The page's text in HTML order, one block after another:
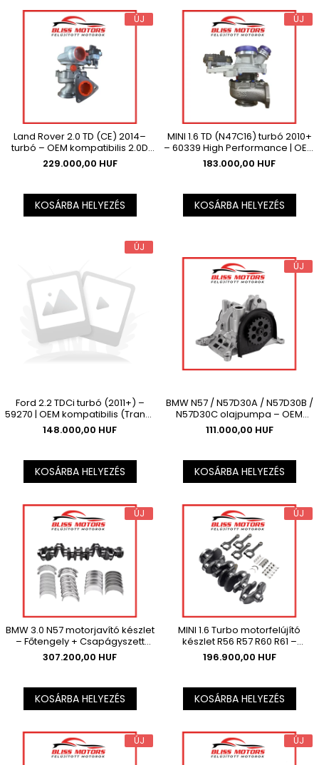
ÚJ
Land Rover 2.0 TD (CE) 2014–
turbó – OEM kompatibilis 2.0D
Ingenium motorhoz
229.000,00 HUF
KOSÁRBA HELYEZÉS
ÚJ
MINI 1.6 TD (N47C16) turbó 2010+
– 60339 High Performance | OEM
kompatibilis
183.000,00 HUF
KOSÁRBA HELYEZÉS
ÚJ
Ford 2.2 TDCi turbó (2011+) –
59270 | OEM kompatibilis (Transit
/ Tourneo / Ranger)
148.000,00 HUF
KOSÁRBA HELYEZÉS
ÚJ
BMW N57 / N57D30A / N57D30B /
N57D30C olajpumpa – OEM
kompatibilis
111.000,00 HUF
KOSÁRBA HELYEZÉS
ÚJ
BMW 3.0 N57 motorjavító készlet
– Főtengely + Csapágyszett
(OEM kompatibilis) Az ár az ÁFÁ-
t nem tartalmazza.
307.200,00 HUF
KOSÁRBA HELYEZÉS
ÚJ
MINI 1.6 Turbo motorfelújító
készlet R56 R57 R60 R61 –
főtengely + csapágy , Az ár az
ÁFÁ-t nem tartalmazza.
196.900,00 HUF
KOSÁRBA HELYEZÉS
ÚJ ÚJ